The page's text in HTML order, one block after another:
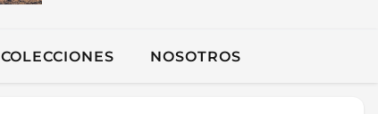
COLECCIONES NOSOTROS